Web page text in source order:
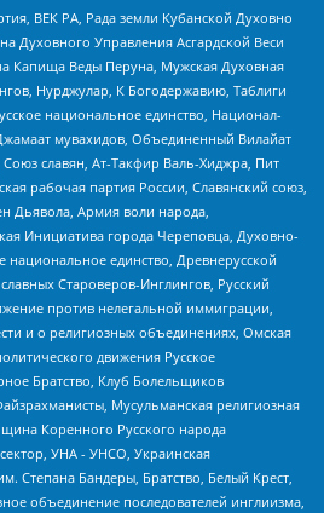
ВЕК РА, Рада земли Кубанской Духовно
Духовного Управления Асгардской Веси
Капища Веды Перуна, Мужская Духовная
Нурджулар, К Богодержавию, Таблиги
национальное единство, Национал-
мувахидов, Объединенный Вилайат
славян, Ат-Такфир Валь-Хиджра, Пит
рабочая партия России, Славянский союз,
Дьявола, Армия воли народа,
Инициатива города Череповца, Духовно-
национальное единство, Древнерусской
Староверов-Инглингов, Русский
против нелегальной иммиграции,
и о религиозных объединениях, Омская
движения Русское
Братство, Клуб Болельщиков
Мусульманская религиозная
Коренного Русского народа
УНА - УНСО, Украинская
Степана Бандеры, Братство, Белый Крест,
объединение последователей инглиизма,